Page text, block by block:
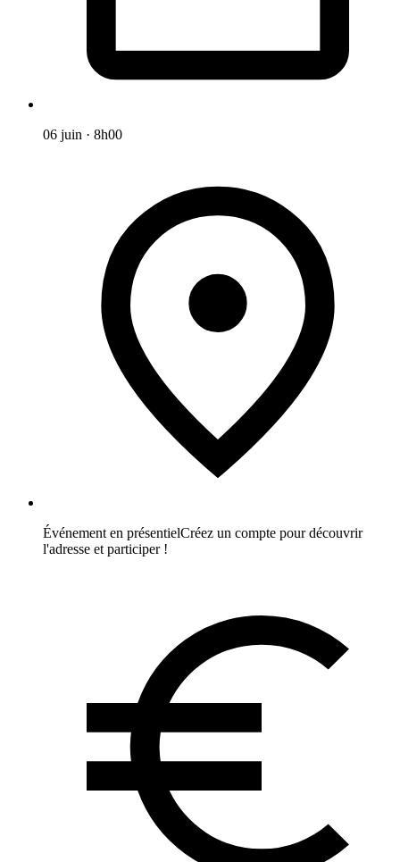
06 juin · 8h00
Événement en présentielCréez un compte pour découvrir
l'adresse et participer !